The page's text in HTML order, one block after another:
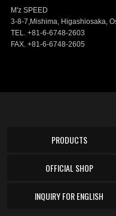
M'z SPEED
3-8-7,Mishima, Higashiosaka,
TEL. +81-6-6748-2603
FAX. +81-6-6748-2605
PRODUCTS
OFFICIAL SHOP
INQUIRY FOR ENGLISH